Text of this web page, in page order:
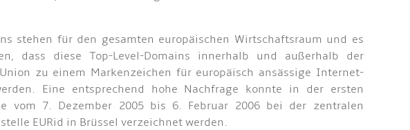
stehen für den gesamten europäischen Wirtschaftsraum und es
dass diese Top-Level-Domains innerhalb und außerhalb der
zu einem Markenzeichen für europäisch ansässige Internet-
Eine entsprechend hohe Nachfrage konnte in der ersten
vom 7. Dezember 2005 bis 6. Februar 2006 bei der zentralen
EURid in Brüssel verzeichnet werden.